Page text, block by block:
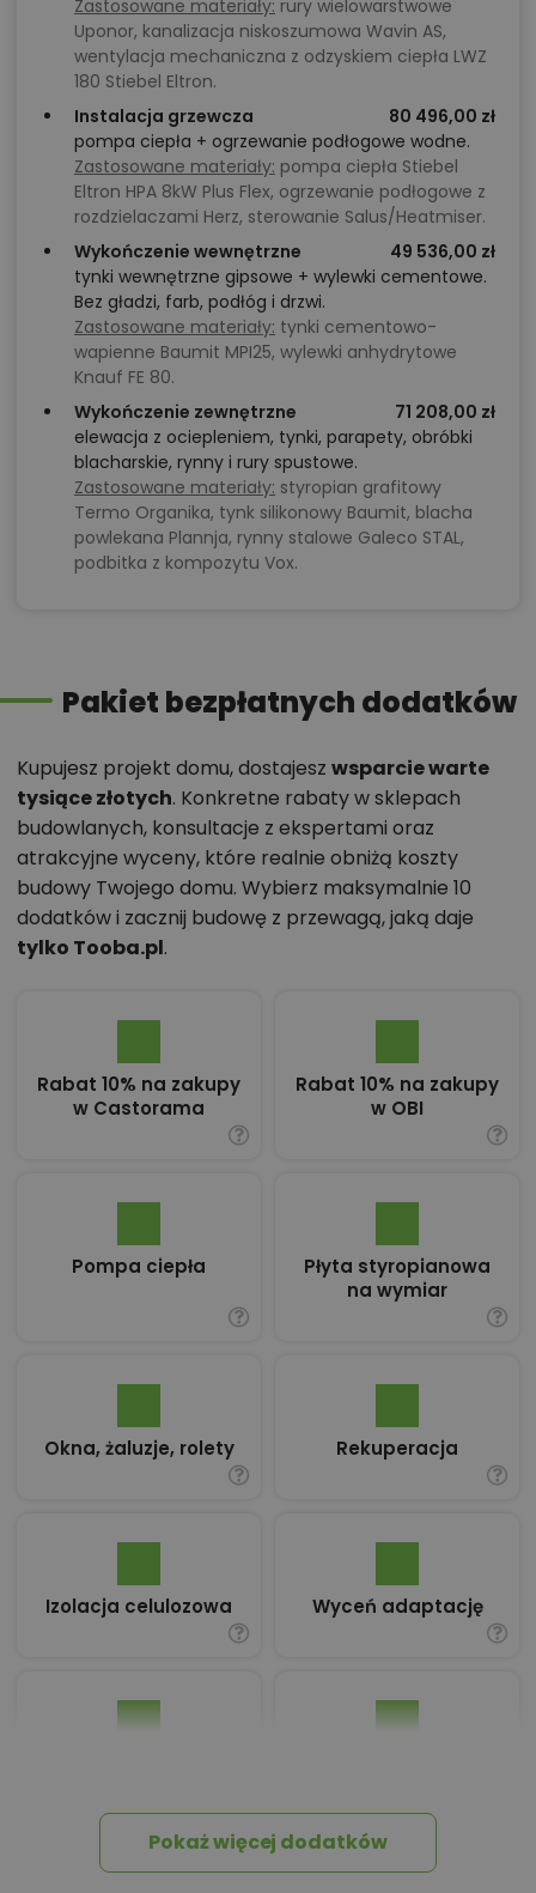
Zastosowane materiały: rury wielowarstwowe
Uponor, kanalizacja niskoszumowa Wavin AS,
wentylacja mechaniczna z odzyskiem ciepła LWZ
180 Stiebel Eltron.
Instalacja grzewcza
80 496,00 zł
pompa ciepła + ogrzewanie podłogowe wodne.
Zastosowane materiały: pompa ciepła Stiebel
Eltron HPA 8kW Plus Flex, ogrzewanie podłogowe z
rozdzielaczami Herz, sterowanie Salus/Heatmiser.
Wykończenie wewnętrzne
49 536,00 zł
tynki wewnętrzne gipsowe + wylewki cementowe.
Bez gładzi, farb, podłóg i drzwi.
Zastosowane materiały: tynki cementowo-
wapienne Baumit MPI25, wylewki anhydrytowe
Knauf FE 80.
Wykończenie zewnętrzne
71 208,00 zł
elewacja z ociepleniem, tynki, parapety, obróbki
blacharskie, rynny i rury spustowe.
Zastosowane materiały: styropian grafitowy
Termo Organika, tynk silikonowy Baumit, blacha
powlekana Plannja, rynny stalowe Galeco STAL,
podbitka z kompozytu Vox.
Pakiet bezpłatnych dodatków
Kupujesz projekt domu, dostajesz wsparcie warte
tysiące złotych. Konkretne rabaty w sklepach
budowlanych, konsultacje z ekspertami oraz
atrakcyjne wyceny, które realnie obniżą koszty
budowy Twojego domu. Wybierz maksymalnie 10
dodatków i zacznij budowę z przewagą, jaką daje
tylko Tooba.pl.
Rabat 10% na zakupy
w Castorama
Rabat 10% na zakupy
w OBI
Pompa ciepła
Płyta styropianowa
na wymiar
Okna, żaluzje, rolety Rekuperacja
Izolacja celulozowa Wyceń adaptację
Pokaż więcej dodatków